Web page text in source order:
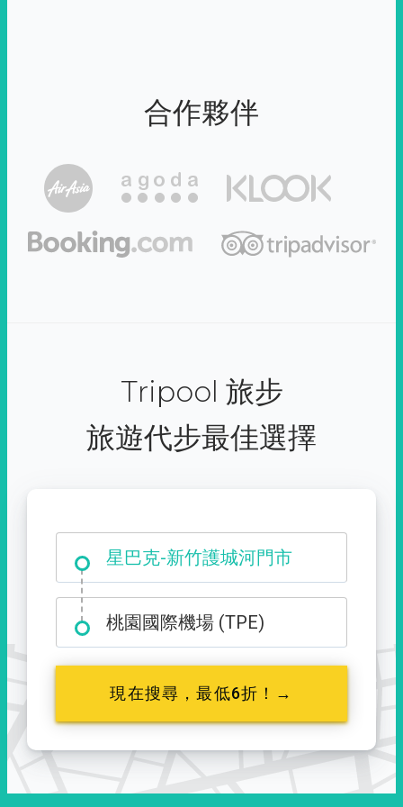
合作夥伴
Tripool 旅步
旅遊代步最佳選擇
星巴克-新竹護城河門市
大霸尖山登山口
桃園國際機場 (TPE)
現在搜尋，最低6折！→